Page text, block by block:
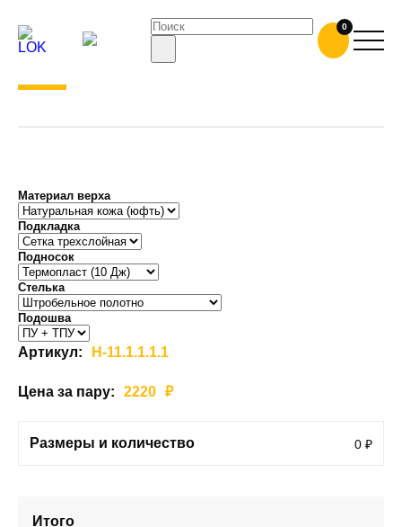
0
РАБОЧИЕ ПОЛУБОТИНКИ ЛОК-
Материал верха
Подкладка
Подносок
Cтелька
Подошва
Артикул: Н-11.1.1.1.1
Цена за пару: 2220 ₽
Размеры и количество 0 ₽
Итого